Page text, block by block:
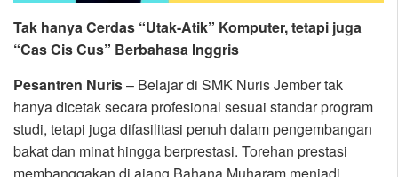
Tak hanya Cerdas “Utak-Atik” Komputer, tetapi juga
“Cas Cis Cus” Berbahasa Inggris
Pesantren Nuris– Belajar di SMK Nuris Jember tak
hanya dicetak secara profesional sesuai standar program
studi, tetapi juga difasilitasi penuh dalam pengembangan
bakat dan minat hingga berprestasi. Torehan prestasi